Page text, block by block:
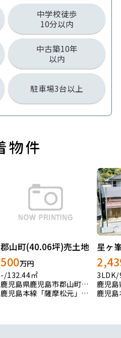
中学校徒歩
10分以内
中古築10年
以内
駐車場3台以上
郡山町(40.06坪)売土地
500万円
-/132.44㎡
鹿児島県鹿児島市郡山町1419-6
鹿児島本線「薩摩松元」駅 徒歩139分
3LDK/